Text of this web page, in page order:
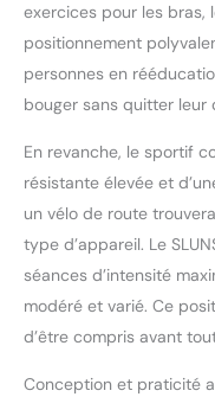
exercices pour les bras,
positionnement
personnes en
bouger sans quitter leur
En revanche, le sportif
résistante élevée et
un vélo de route
type d’appareil. Le
séances d’intensité
modéré et varié. Ce
d’être compris avant
Conception et praticité